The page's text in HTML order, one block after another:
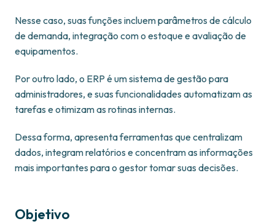
Nesse caso, suas funções incluem parâmetros de cálculo
de demanda, integração com o estoque e avaliação de
equipamentos.
Por outro lado, o ERP é um sistema de gestão para
administradores, e suas funcionalidades automatizam as
tarefas e otimizam as rotinas internas.
Dessa forma, apresenta ferramentas que centralizam
dados, integram relatórios e concentram as informações
mais importantes para o gestor tomar suas decisões.
Objetivo